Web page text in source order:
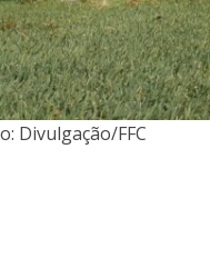
Divulgação/FFC